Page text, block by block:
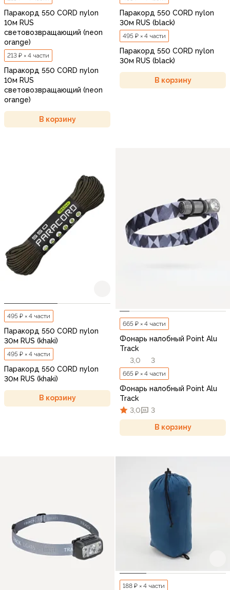
Паракорд 550 CORD nylon
10м RUS
световозвращающий (neon
orange)
213 ₽ × 4 части
Паракорд 550 CORD nylon
10м RUS
световозвращающий (neon
orange)
В корзину
Паракорд 550 CORD nylon
30м RUS (black)
495 ₽ × 4 части
Паракорд 550 CORD nylon
30м RUS (black)
В корзину
495 ₽ × 4 части
Паракорд 550 CORD nylon
30м RUS (khaki)
495 ₽ × 4 части
Паракорд 550 CORD nylon
30м RUS (khaki)
В корзину
665 ₽ × 4 части
Фонарь налобный Point Alu
Track
3,0
3
665 ₽ × 4 части
Фонарь налобный Point Alu
Track
3,0
3
В корзину
188 ₽ × 4 части